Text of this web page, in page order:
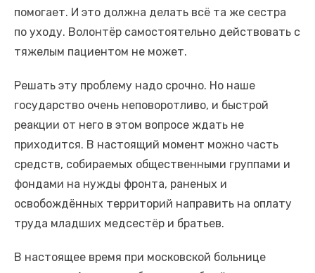
помогает. И это должна делать всё та же сестра
по уходу. Волонтёр самостоятельно действовать с
тяжелым пациентом не может.
Решать эту проблему надо срочно. Но наше
государство очень неповоротливо, и быстрой
реакции от него в этом вопросе ждать не
приходится. В настоящий момент можно часть
средств, собираемых общественными группами и
фондами на нужды фронта, раненых и
освобождённых территорий направить на оплату
труда младших медсестёр и братьев.
В настоящее время при московской больнице